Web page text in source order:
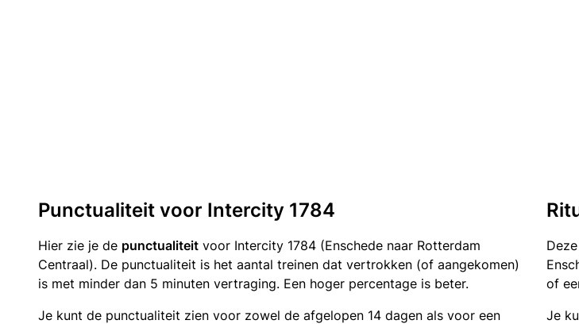
Punctualiteit voor Intercity 1784
Hier zie je de punctualiteit voor Intercity 1784 (Enschede naar Rotterdam
Centraal). De punctualiteit is het aantal treinen dat vertrokken (of aangekomen)
is met minder dan 5 minuten vertraging. Een hoger percentage is beter.
Je kunt de punctualiteit zien voor zowel de afgelopen 14 dagen als voor een
of
Je